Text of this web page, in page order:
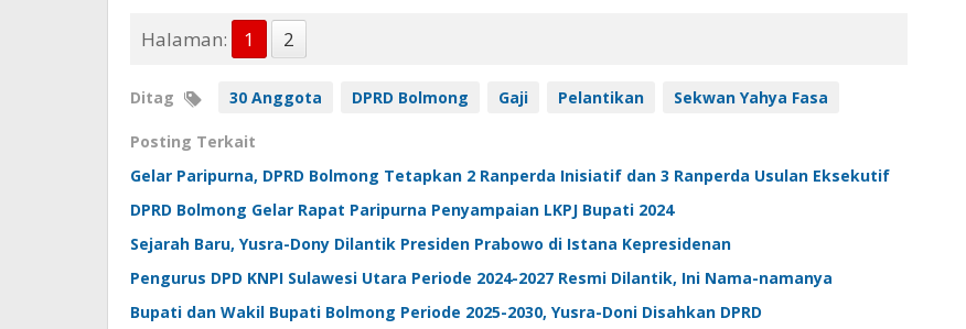
Halaman: 1 2
Ditag 30 Anggota DPRD Bolmong Gaji Pelantikan Sekwan Yahya Fasa
Posting Terkait
Gelar Paripurna, DPRD Bolmong Tetapkan 2 Ranperda Inisiatif dan 3 Ranperda Usulan Eksekutif
DPRD Bolmong Gelar Rapat Paripurna Penyampaian LKPJ Bupati 2024
Sejarah Baru, Yusra-Dony Dilantik Presiden Prabowo di Istana Kepresidenan
Pengurus DPD KNPI Sulawesi Utara Periode 2024-2027 Resmi Dilantik, Ini Nama-namanya
Bupati dan Wakil Bupati Bolmong Periode 2025-2030, Yusra-Doni Disahkan DPRD